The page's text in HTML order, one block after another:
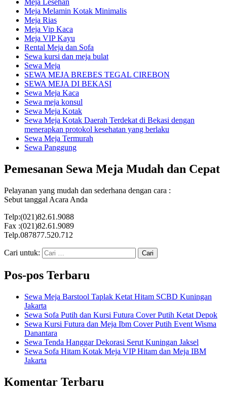
Meja Lesehan
Meja Melamin Kotak Minimalis
Meja Rias
Meja Vip Kaca
Meja VIP Kayu
Rental Meja dan Sofa
Sewa kursi dan meja bulat
Sewa Meja
SEWA MEJA BREBES TEGAL CIREBON
SEWA MEJA DI BEKASI
Sewa Meja Kaca
Sewa meja konsul
Sewa Meja Kotak
Sewa Meja Kotak Daerah Terdekat di Bekasi dengan
menerapkan protokol kesehatan yang berlaku
Sewa Meja Termurah
Sewa Panggung
Pemesanan Sewa Meja Mudah dan Cepat
Pelayanan yang mudah dan sederhana dengan cara :
Sebut tanggal Acara Anda
Telp:(021)82.61.9088
Fax :(021)82.61.9089
Telp.087877.520.712
Cari untuk:
Pos-pos Terbaru
Sewa Meja Barstool Taplak Ketat Hitam SCBD Kuningan
Jakarta
Sewa Sofa Putih dan Kursi Futura Cover Putih Ketat Depok
Sewa Kursi Futura dan Meja Ibm Cover Putih Event Wisma
Danantara
Sewa Tenda Hanggar Dekorasi Serut Kuningan Jaksel
Sewa Sofa Hitam Kotak Meja VIP Hitam dan Meja IBM
Jakarta
Komentar Terbaru